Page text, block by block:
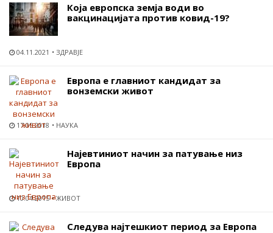
Која европска земја води во
вакцинацијата против ковид-19?
04.11.2021 ЗДРАВЈЕ
Европа е главниот кандидат за
вонземски живот
17.05.2018 НАУКА
Најевтиниот начин за патување низ
Европа
10.04.2015 ЖИВОТ
Следува најтешкиот период за Европа